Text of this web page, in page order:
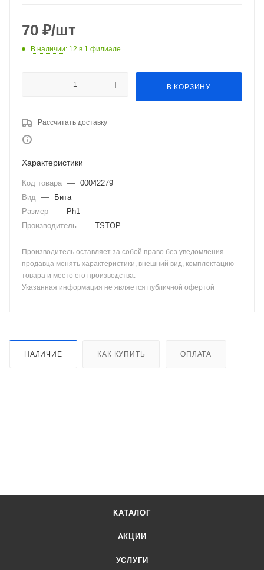
70 ₽/шт
В наличии: 12 в 1 филиале
В КОРЗИНУ
Рассчитать доставку
Характеристики
Код товара — 00042279
Вид —
Бита
Размер —
Ph1
Производитель
— TSTOP
Производитель оставляет за собой право без уведомления
продавца менять характеристики, внешний вид, комплектацию
товара и место его производства.
Указанная информация не является публичной офертой
НАЛИЧИЕ КАК КУПИТЬ ОПЛАТА
КАТАЛОГ
АКЦИИ
УСЛУГИ